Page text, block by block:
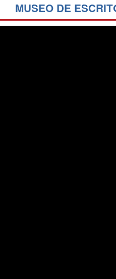
MUSEO DE